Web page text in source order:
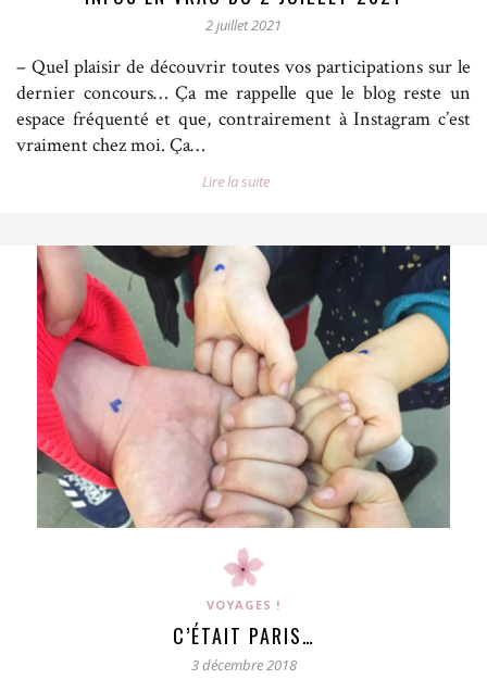
2 juillet 2021
– Quel plaisir de découvrir toutes vos participations sur le
dernier concours… Ça me rappelle que le blog reste un
espace fréquenté et que, contrairement à Instagram c’est
vraiment chez moi. Ça…
Lire la suite
VOYAGES !
C’ÉTAIT PARIS…
3 décembre 2018